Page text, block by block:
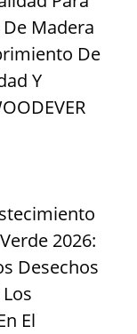
Madera
De
Y
2026:
Desechos
El